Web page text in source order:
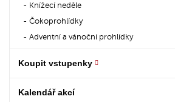
Knížecí neděle
Čokoprohlídky
Adventní a vánoční prohlídky
Koupit vstupenky
Kalendář akcí